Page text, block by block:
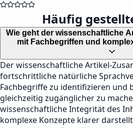
Häufig
Wie geht der wissenschaftliche
mit Fachbegriffen und
Der wissenschaftliche Artikel-
fortschrittliche natürliche
Fachbegriffe zu identifizieren und
gleichzeitig zugänglicher zu
wissenschaftliche Integrität des
komplexe Konzepte klarer